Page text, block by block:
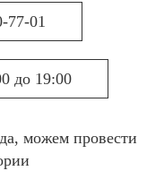
77-01
до 19:00
можем провести